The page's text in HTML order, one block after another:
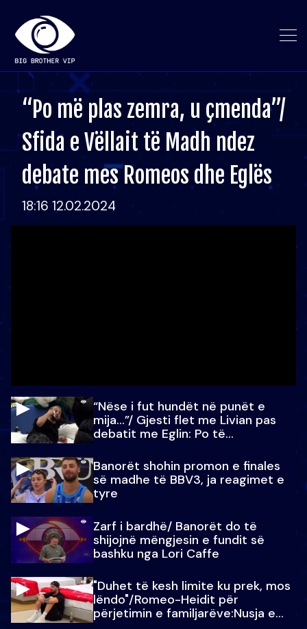
“Po më plas zemra, u çmenda”/
Sfida e Vëllait të Madh ndez
debate mes Romeos dhe Eglës
18:16 12.02.2024
“Nëse i fut hundët në punët e
mija…”/ Gjesti flet me Livian pas
debatit me Eglin: Po të
Banorët shohin promon e finales
së madhe të BBV3, ja reagimet e
tyre
Zarf i bardhë/ Banorët do të
shijojnë mëngjesin e fundit së
bashku nga Lori Caffe
"Duhet të kesh limite ku prek, mos
lëndo"/Romeo-Heidit për
përjetimin e familjarëve:Nusja e